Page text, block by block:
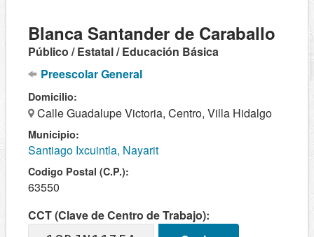
Blanca Santander de Caraballo
Público / Estatal / Educación Básica
Preescolar General
Domicilio:
Calle Guadalupe Victoria, Centro, Villa Hidalgo
Municipio:
Santiago Ixcuintla, Nayarit
Codigo Postal (C.P.):
63550
CCT (Clave de Centro de Trabajo):